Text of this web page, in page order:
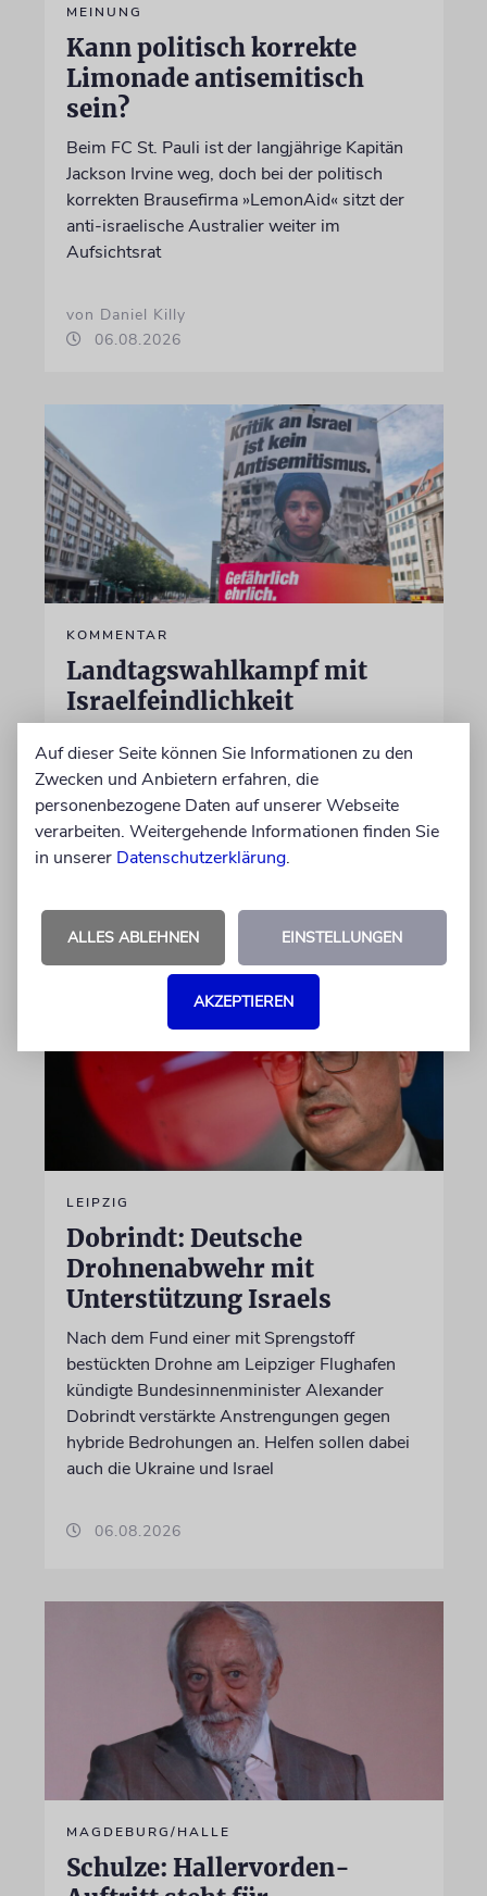
MEINUNG
Kann politisch korrekte
Limonade antisemitisch
sein?
Beim FC St. Pauli ist der langjährige Kapitän
Jackson Irvine weg, doch bei der politisch
korrekten Brausefirma »LemonAid« sitzt der
anti-israelische Australier weiter im
Aufsichtsrat
von Daniel Killy
06.08.2026
KOMMENTAR
Landtagswahlkampf mit
Israelfeindlichkeit
unschuldigen Satz macht das BSW
Stimmung. Gegen den einzigen jüdischen
Staat, die »Zionisten« und damit die Juden
06.08.2026
LEIPZIG
Dobrindt: Deutsche
Drohnenabwehr mit
Unterstützung Israels
Nach dem Fund einer mit Sprengstoff
bestückten Drohne am Leipziger Flughafen
kündigte Bundesinnenminister Alexander
Dobrindt verstärkte Anstrengungen gegen
hybride Bedrohungen an. Helfen sollen dabei
auch die Ukraine und Israel
06.08.2026
MAGDEBURG/HALLE
Schulze: Hallervorden-
Auf dieser Seite können Sie Informationen zu den
Zwecken und Anbietern erfahren, die
personenbezogene Daten auf unserer Webseite
verarbeiten. Weitergehende Informationen finden Sie
in unserer Datenschutzerklärung.
ALLES ABLEHNEN EINSTELLUNGEN
AKZEPTIEREN